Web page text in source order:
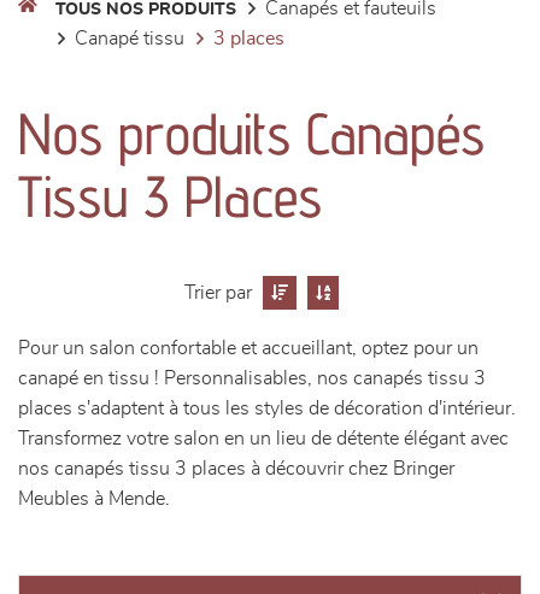
séjours
meubles de complément
décoration
TOUS NOS PRODUITS
canapés et fauteuils
canapé tissu
3 places
Nos produits Canapés
Tissu 3 Places
Trier par
Pour un salon confortable et accueillant, optez pour un
canapé en tissu ! Personnalisables, nos canapés tissu 3
places s'adaptent à tous les styles de décoration d'intérieur.
Transformez votre salon en un lieu de détente élégant avec
nos canapés tissu 3 places à découvrir chez Bringer
Meubles à Mende.